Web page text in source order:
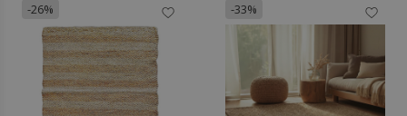
-26% -33%